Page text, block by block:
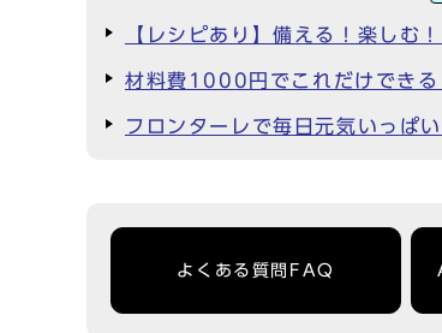
【レシピあり】備える！楽しむ
材料費1000円でこれだけできる
フロンターレで毎日元気いっぱ
よくある質問FAQ